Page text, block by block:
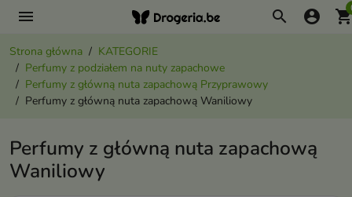
menu search account_circle
Strona główna
KATEGORIE
Perfumy z podziałem na nuty zapachowe
Perfumy z główną nuta zapachową Przyprawowy
Perfumy z główną nuta zapachową Waniliowy
Perfumy z główną nuta zapachową
Waniliowy